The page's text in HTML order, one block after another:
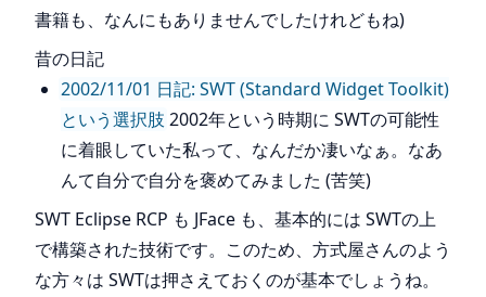
書籍も、なんにもありませんでしたけれどもね)
昔の日記
2002/11/01 日記: SWT (Standard Widget Toolkit)
という選択肢 2002年という時期に SWTの可能性
に着眼していた私って、なんだか凄いなぁ。なあ
んて自分で自分を褒めてみました (苦笑)
SWT Eclipse RCP も JFace も、基本的には SWTの上
で構築された技術です。このため、方式屋さんのよう
な方々は SWTは押さえておくのが基本でしょうね。